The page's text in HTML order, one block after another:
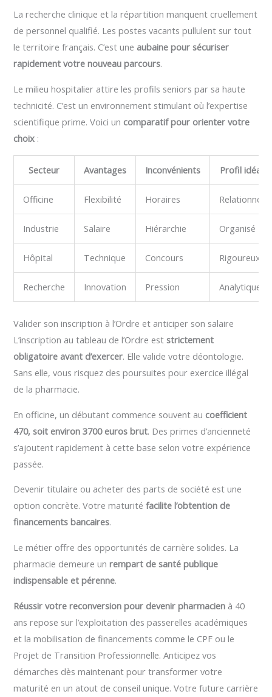
La recherche clinique et la répartition manquent cruellement
de personnel qualifié. Les postes vacants pullulent sur tout
le territoire français. C’est une aubaine pour sécuriser
rapidement votre nouveau parcours.
Le milieu hospitalier attire les profils seniors par sa haute
technicité. C’est un environnement stimulant où l’expertise
scientifique prime. Voici un comparatif pour orienter votre
choix :
Secteur Avantages Inconvénients Profil idéal
Officine Flexibilité Horaires Relationnel
Industrie Salaire Hiérarchie Organisé
Hôpital Technique Concours Rigoureux
Recherche Innovation Pression Analytique
Valider son inscription à l’Ordre et anticiper son salaire
L’inscription au tableau de l’Ordre eststrictement
obligatoire avant d’exercer. Elle valide votre déontologie.
Sans elle, vous risquez des poursuites pour exercice illégal
de la pharmacie.
En officine, un débutant commence souvent au coefficient
470, soit environ 3700 euros brut. Des primes d’ancienneté
s’ajoutent rapidement à cette base selon votre expérience
passée.
Devenir titulaire ou acheter des parts de société est une
option concrète. Votre maturitéfacilite l’obtention de
financements bancaires.
Le métier offre des opportunités de carrière solides. La
pharmacie demeure unrempart de santé publique
indispensable et pérenne.
Réussir votre reconversion pour devenir pharmacien à 40
ans repose sur l’exploitation des passerelles académiques
et la mobilisation de financements comme le CPF ou le
Projet de Transition Professionnelle. Anticipez vos
démarches dès maintenant pour transformer votre
maturité en un atout de conseil unique. Votre future carrière